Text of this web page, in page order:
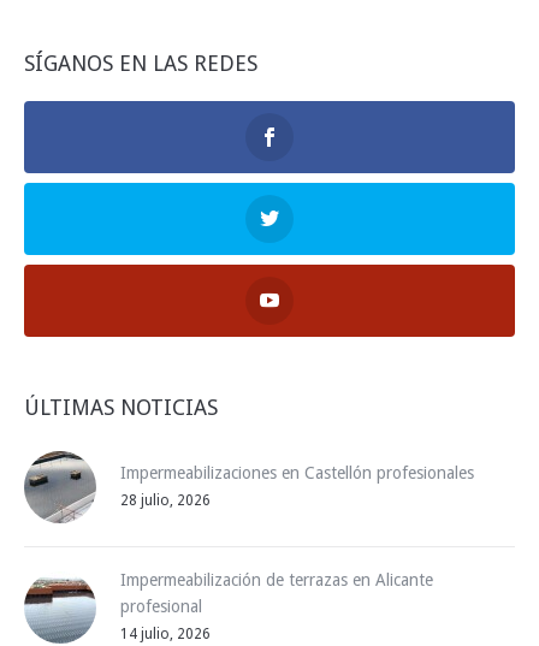
SÍGANOS EN LAS REDES
ÚLTIMAS NOTICIAS
Impermeabilizaciones en Castellón profesionales
28 julio, 2026
Impermeabilización de terrazas en Alicante
profesional
14 julio, 2026